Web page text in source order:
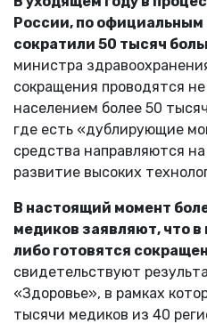
России, по
сократили 50 тысяч
министра
сокращения проводятся
населением более 50
где есть «дублирующие
средства направляются
развитие высоких
В настоящий момент
медиков заявляют, что
либо готовятся
свидетельствуют
«Здоровье», в рамках
тысячи медиков из 40